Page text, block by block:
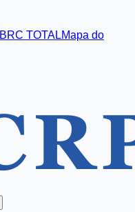
BRC TOTALMapa do